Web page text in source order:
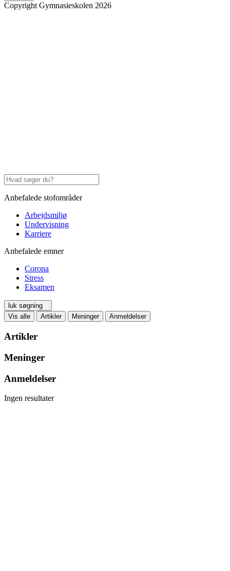
Copyright Gymnasieskolen 2026
Anbefalede stofområder
Arbejdsmiljø
Undervisning
Karriere
Anbefalede emner
Corona
Stress
Eksamen
luk søgning
Vis alle
Artikler Meninger Anmeldelser
Artikler
Meninger
Anmeldelser
Ingen resultater